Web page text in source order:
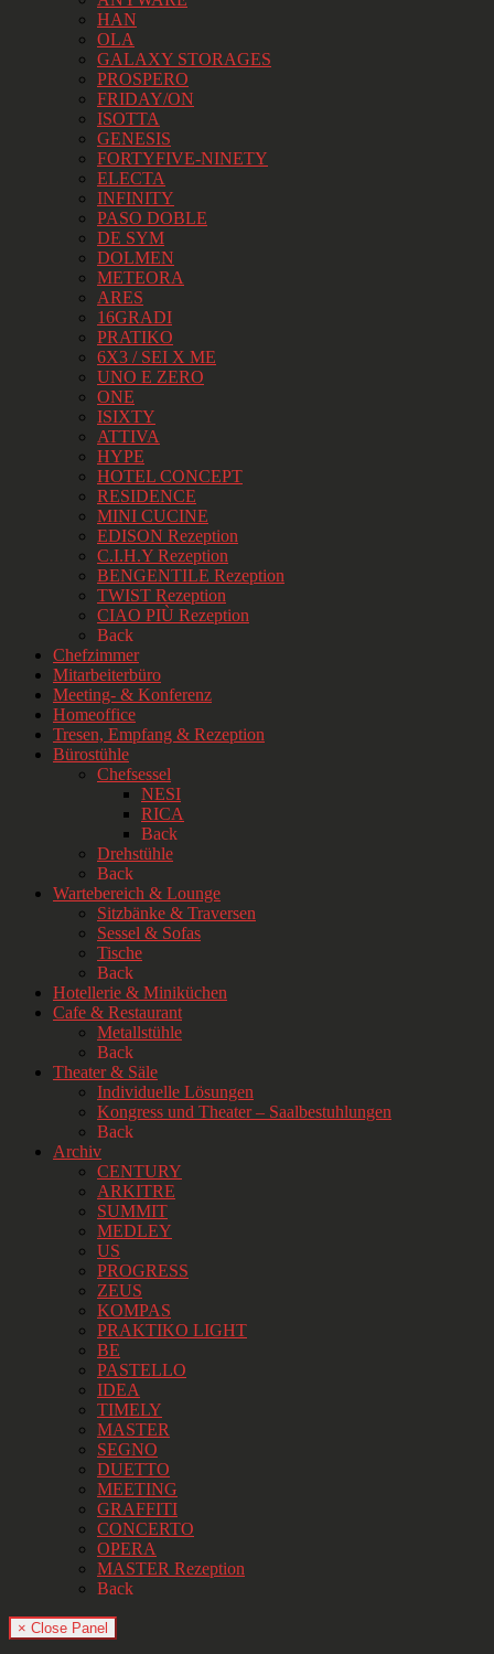
HAN
OLA
GALAXY STORAGES
PROSPERO
FRIDAY/ON
ISOTTA
GENESIS
FORTYFIVE-NINETY
ELECTA
INFINITY
PASO DOBLE
DE SYM
DOLMEN
METEORA
ARES
16GRADI
PRATIKO
6X3 / SEI X ME
UNO E ZERO
ONE
ISIXTY
ATTIVA
HYPE
HOTEL CONCEPT
RESIDENCE
MINI CUCINE
EDISON Rezeption
C.I.H.Y Rezeption
BENGENTILE Rezeption
TWIST Rezeption
CIAO PIÙ Rezeption
Back
Chefzimmer
Mitarbeiterbüro
Meeting- & Konferenz
Homeoffice
Tresen, Empfang & Rezeption
Bürostühle
Chefsessel
NESI
RICA
Back
Drehstühle
Back
Wartebereich & Lounge
Sitzbänke & Traversen
Sessel & Sofas
Tische
Back
Hotellerie & Miniküchen
Cafe & Restaurant
Metallstühle
Back
Theater & Säle
Individuelle Lösungen
Kongress und Theater – Saalbestuhlungen
Back
Archiv
CENTURY
ARKITRE
SUMMIT
MEDLEY
US
PROGRESS
ZEUS
KOMPAS
PRAKTIKO LIGHT
BE
PASTELLO
IDEA
TIMELY
MASTER
SEGNO
DUETTO
MEETING
GRAFFITI
CONCERTO
OPERA
MASTER Rezeption
Back
× Close Panel